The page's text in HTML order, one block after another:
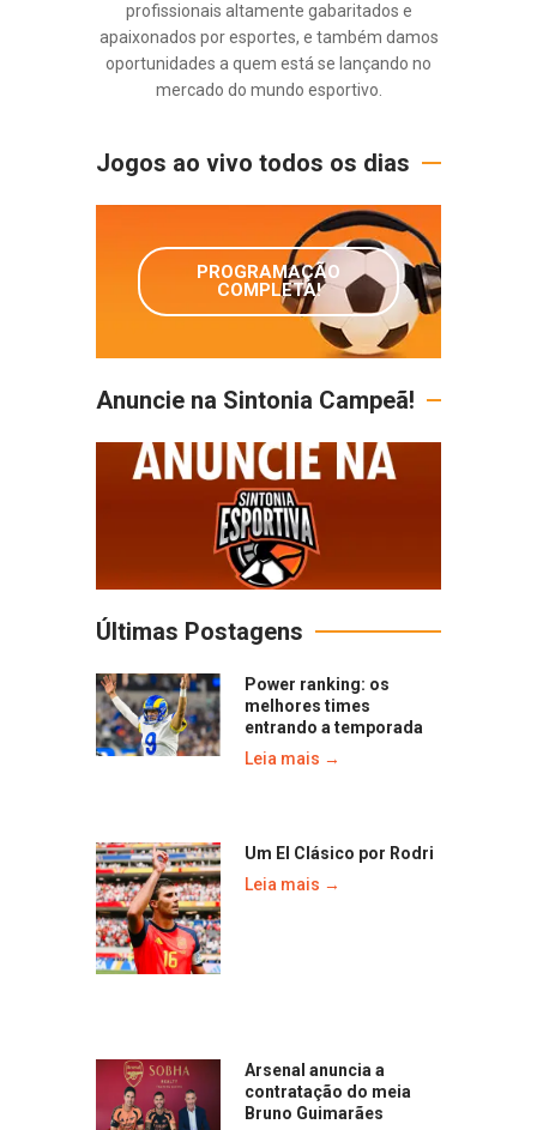
profissionais altamente gabaritados e
apaixonados por esportes, e também damos
oportunidades a quem está se lançando no
mercado do mundo esportivo.
Jogos ao vivo todos os dias
PROGRAMAÇÃO
COMPLETA!
Anuncie na Sintonia Campeã!
Últimas Postagens
Power ranking: os
melhores times
entrando a temporada
Leia mais →
Um El Clásico por Rodri
Leia mais →
Arsenal anuncia a
contratação do meia
Bruno Guimarães